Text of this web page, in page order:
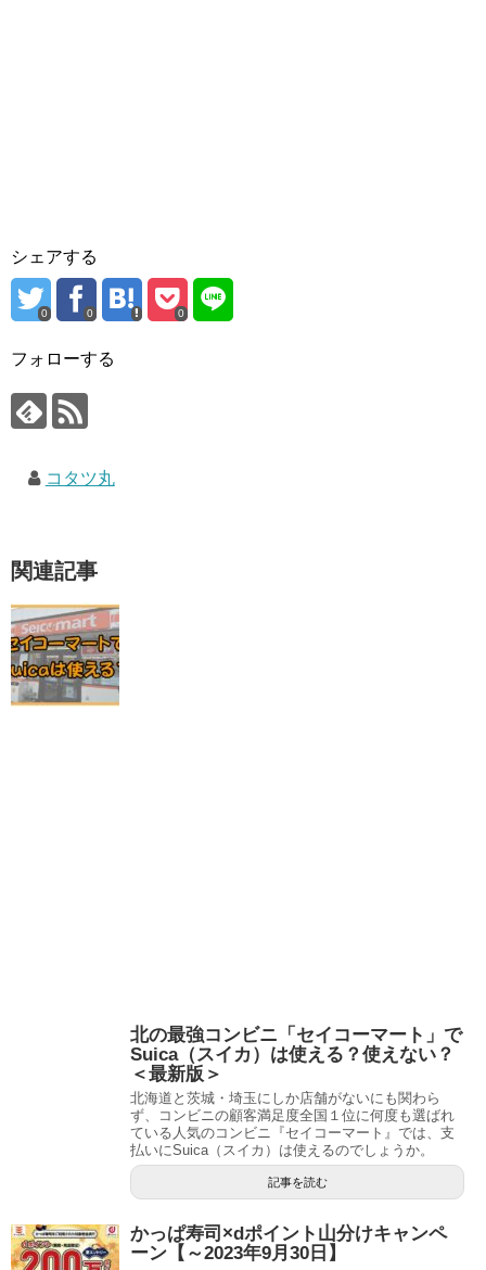
シェアする
0 0 0
フォローする
コタツ丸
関連記事
北の最強コンビニ「セイコーマート」で
Suica（スイカ）は使える？使えない？
＜最新版＞
北海道と茨城・埼玉にしか店舗がないにも関わら
ず、コンビニの顧客満足度全国１位に何度も選ばれ
ている人気のコンビニ『セイコーマート』では、支
払いにSuica（スイカ）は使えるのでしょうか。
記事を読む
かっぱ寿司×dポイント山分けキャンペ
ーン【～2023年9月30日】